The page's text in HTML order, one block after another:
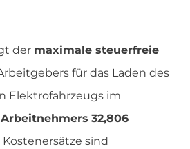
der maximale steuerfreie
für das Laden des
Elektrofahrzeugs im
32,806
Kostenersätze sind